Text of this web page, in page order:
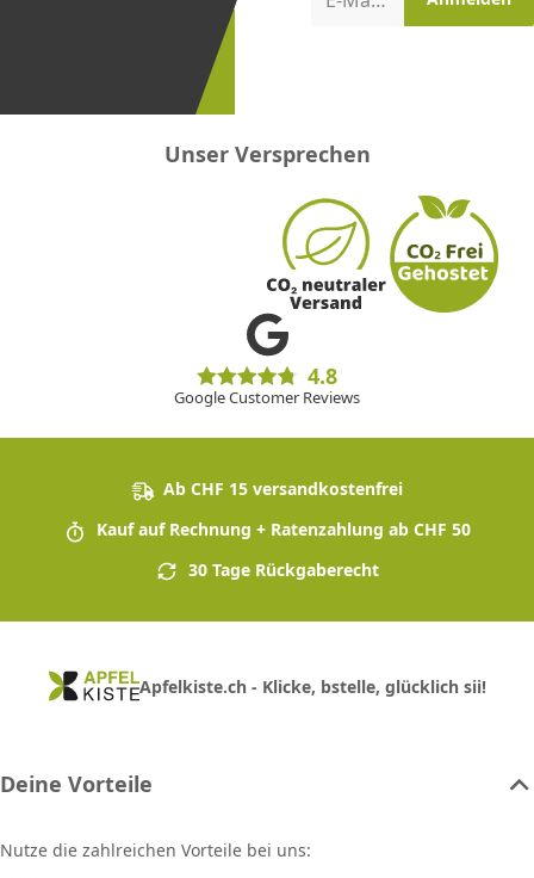
Unser Versprechen
4.8
Google Customer Reviews
Ab CHF 15 versandkostenfrei
Kauf auf Rechnung + Ratenzahlung ab CHF 50
30 Tage Rückgaberecht
Apfelkiste.ch - Klicke, bstelle, glücklich sii!
Deine Vorteile
Nutze die zahlreichen Vorteile bei uns: